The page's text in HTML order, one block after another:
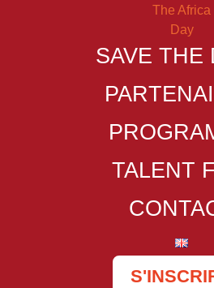
SAVE THE
TALENT